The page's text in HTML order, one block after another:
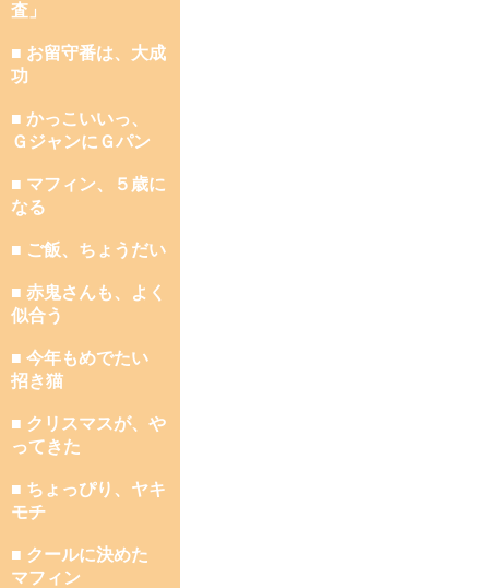
査」
■ お留守番は、大成
功
■ かっこいいっ、
ＧジャンにＧパン
■ マフィン、５歳に
なる
■ ご飯、ちょうだい
■ 赤鬼さんも、よく
似合う
■ 今年もめでたい
招き猫
■ クリスマスが、や
ってきた
■ ちょっぴり、ヤキ
モチ
■ クールに決めた
マフィン